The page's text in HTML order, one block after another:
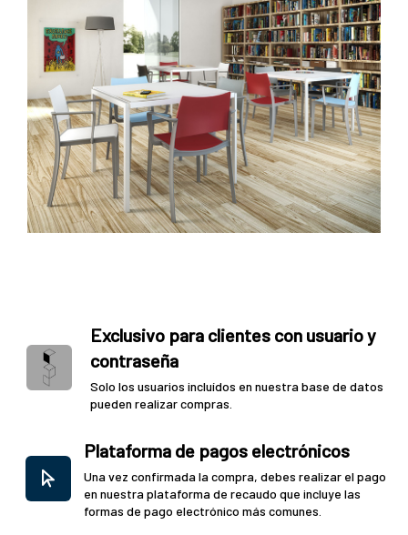
Exclusivo para clientes con usuario y
contraseña
Solo los usuarios incluídos en nuestra base de datos
pueden realizar compras.
Plataforma de pagos electrónicos
Una vez confirmada la compra, debes realizar el pago
en nuestra plataforma de recaudo que incluye las
formas de pago electrónico más comunes.